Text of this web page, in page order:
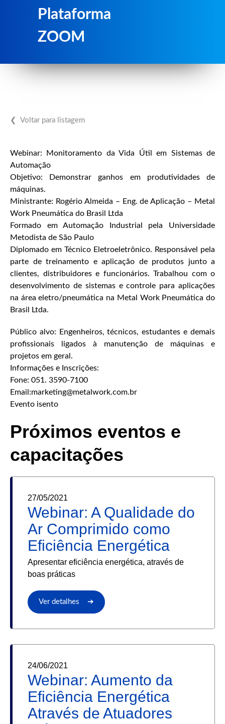
Plataforma
ZOOM
❮ Voltar para listagem
Webinar: Monitoramento da Vida Útil em Sistemas de
Automação
Objetivo: Demonstrar ganhos em produtividades de
máquinas.
Ministrante: Rogério Almeida – Eng. de Aplicação – Metal
Work Pneumática do Brasil Ltda
Formado em Automação Industrial pela Universidade
Metodista de São Paulo
Diplomado em Técnico Eletroeletrônico. Responsável pela
parte de treinamento e aplicação de produtos junto a
clientes, distribuidores e funcionários. Trabalhou com o
desenvolvimento de sistemas e controle para aplicações
na área eletro/pneumática na Metal Work Pneumática do
Brasil Ltda.
Público alvo: Engenheiros, técnicos, estudantes e demais
profissionais ligados à manutenção de máquinas e
projetos em geral.
Informações e Inscrições:
Fone: 051. 3590-7100
Email:marketing@metalwork.com.br
Evento isento
Próximos eventos e
capacitações
27/05/2021
Webinar: A Qualidade do
Ar Comprimido como
Eficiência Energética
Apresentar eficiência energética, através de
boas práticas
Ver detalhes ➔
24/06/2021
Webinar: Aumento da
Eficiência Energética
Através de Atuadores